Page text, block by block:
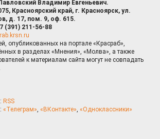
Владимир Евгеньевич.
Красноярский край, г. Красноярск, ул.
д. 17, пом. 9, оф. 615.
(391) 211-56-88
опубликованных на портале «Красраб»,
в разделах «Мнения», «Молва», а также
к материалам сайта могут не совпадать
RSS
«Телеграм», «ВКонтакте», «Одноклассники»